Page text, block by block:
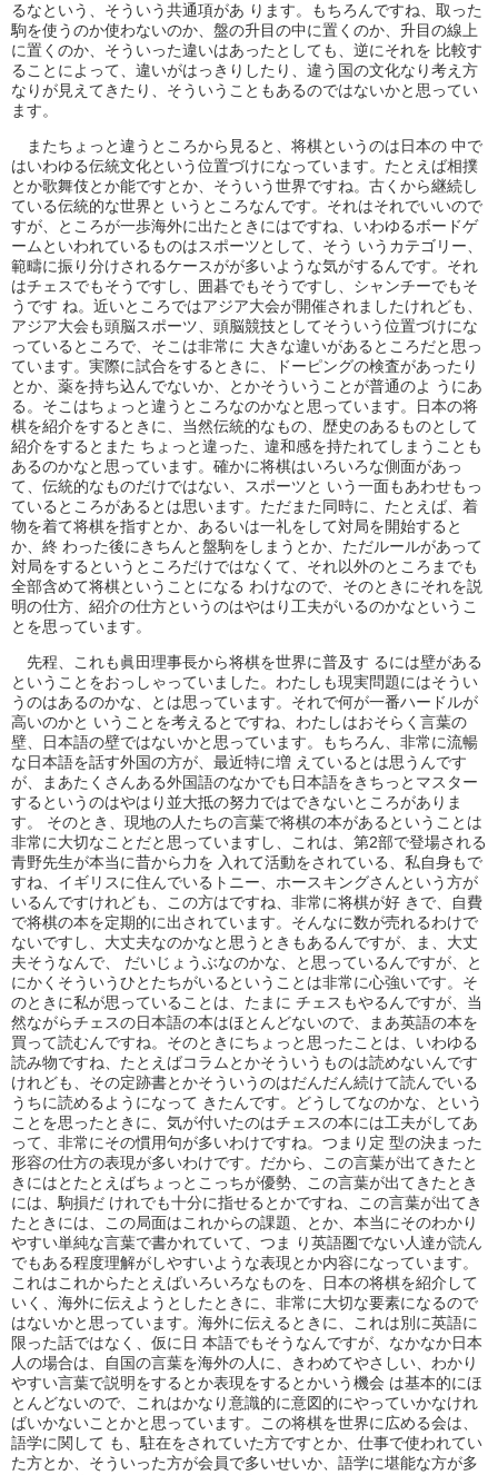
るなという、そういう共通項があ ります。もちろんですね、取った
駒を使うのか使わないのか、盤の升目の中に置くのか、升目の線上
に置くのか、そういった違いはあったとしても、逆にそれを 比較す
ることによって、違いがはっきりしたり、違う国の文化なり考え方
なりが見えてきたり、そういうこともあるのではないかと思ってい
ます。
またちょっと違うところから見ると、将棋というのは日本の 中で
はいわゆる伝統文化という位置づけになっています。たとえば相撲
とか歌舞伎とか能ですとか、そういう世界ですね。古くから継続し
ている伝統的な世界と いうところなんです。それはそれでいいので
すが、ところが一歩海外に出たときにはですね、いわゆるボードゲ
ームといわれているものはスポーツとして、そう いうカテゴリー、
範疇に振り分けされるケースがが多いような気がするんです。それ
はチェスでもそうですし、囲碁でもそうですし、シャンチーでもそ
うです ね。近いところではアジア大会が開催されましたけれども、
アジア大会も頭脳スポーツ、頭脳競技としてそういう位置づけにな
っているところで、そこは非常に 大きな違いがあるところだと思っ
ています。実際に試合をするときに、ドーピングの検査があったり
とか、薬を持ち込んでないか、とかそういうことが普通のよ うにあ
る。そこはちょっと違うところなのかなと思っています。日本の将
棋を紹介をするときに、当然伝統的なもの、歴史のあるものとして
紹介をするとまた ちょっと違った、違和感を持たれてしまうことも
あるのかなと思っています。確かに将棋はいろいろな側面があっ
て、伝統的なものだけではない、スポーツと いう一面もあわせもっ
ているところがあるとは思います。ただまた同時に、たとえば、着
物を着て将棋を指すとか、あるいは一礼をして対局を開始すると
か、終 わった後にきちんと盤駒をしまうとか、ただルールがあって
対局をするというところだけではなくて、それ以外のところまでも
全部含めて将棋ということになる わけなので、そのときにそれを説
明の仕方、紹介の仕方というのはやはり工夫がいるのかなというこ
とを思っています。
先程、これも眞田理事長から将棋を世界に普及す るには壁がある
ということをおっしゃっていました。わたしも現実問題にはそうい
うのはあるのかな、とは思っています。それで何が一番ハードルが
高いのかと いうことを考えるとですね、わたしはおそらく言葉の
壁、日本語の壁ではないかと思っています。もちろん、非常に流暢
な日本語を話す外国の方が、最近特に増 えているとは思うんです
が、まあたくさんある外国語のなかでも日本語をきちっとマスター
するというのはやはり並大抵の努力ではできないところがありま
す。 そのとき、現地の人たちの言葉で将棋の本があるということは
非常に大切なことだと思っていますし、これは、第2部で登場される
青野先生が本当に昔から力を 入れて活動をされている、私自身もで
すね、イギリスに住んでいるトニー、ホースキングさんという方が
いるんですけれども、この方はですね、非常に将棋が好 きで、自費
で将棋の本を定期的に出されています。そんなに数が売れるわけで
ないですし、大丈夫なのかなと思うときもあるんですが、ま、大丈
夫そうなんで、 だいじょうぶなのかな、と思っているんですが、と
にかくそういうひとたちがいるということは非常に心強いです。そ
のときに私が思っていることは、たまに チェスもやるんですが、当
然ながらチェスの日本語の本はほとんどないので、まあ英語の本を
買って読むんですね。そのときにちょっと思ったことは、いわゆる
読み物ですね、たとえばコラムとかそういうものは読めないんです
けれども、その定跡書とかそういうのはだんだん続けて読んでいる
うちに読めるようになって きたんです。どうしてなのかな、という
ことを思ったときに、気が付いたのはチェスの本には工夫がしてあ
って、非常にその慣用句が多いわけですね。つまり定 型の決まった
形容の仕方の表現が多いわけです。だから、この言葉が出てきたと
きにはとたとえばちょっとこっちが優勢、この言葉が出てきたとき
には、駒損だ けれでも十分に指せるとかですね、この言葉が出てき
たときには、この局面はこれからの課題、とか、本当にそのわかり
やすい単純な言葉で書かれていて、つま り英語圏でない人達が読ん
でもある程度理解がしやすいような表現とか内容になっています。
これはこれからたとえばいろいろなものを、日本の将棋を紹介して
いく、海外に伝えようとしたときに、非常に大切な要素になるので
はないかと思っています。海外に伝えるときに、これは別に英語に
限った話ではなく、仮に日 本語でもそうなんですが、なかなか日本
人の場合は、自国の言葉を海外の人に、きわめてやさしい、わかり
やすい言葉で説明をするとか表現をするとかいう機会 は基本的にほ
とんどないので、これはかなり意識的に意図的にやっていかなけれ
ばいかないことかと思っています。この将棋を世界に広める会は、
語学に関して も、駐在をされていた方ですとか、仕事で使われてい
た方とか、そういった方が会員で多いせいか、語学に堪能な方が多